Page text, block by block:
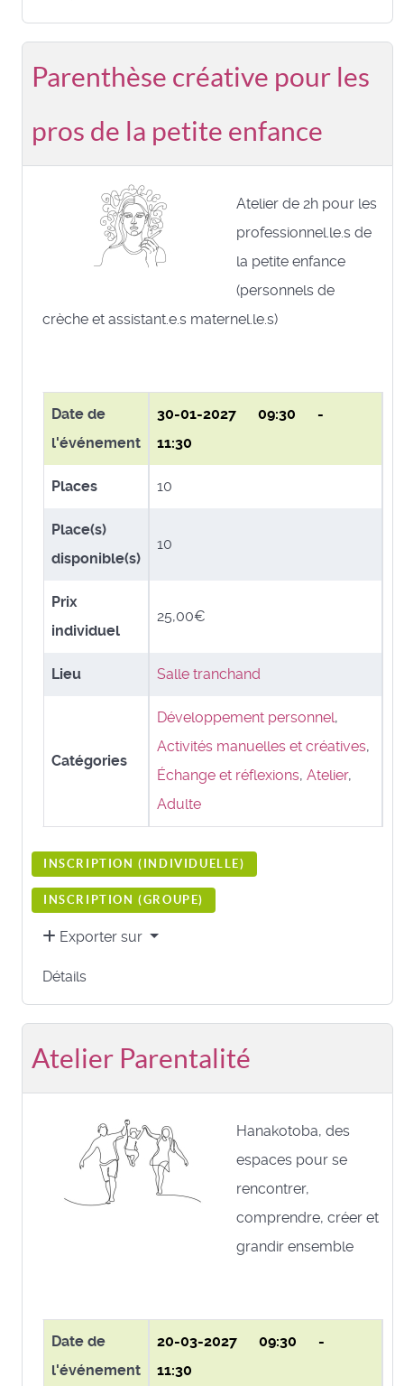
Parenthèse créative pour les
pros de la petite enfance
Atelier de 2h pour les
professionnel.le.s de
la petite enfance
(personnels de
crèche et assistant.e.s maternel.le.s)
Date de
l'événement
30-01-2027 09:30 -
11:30
Places 10
Place(s)
disponible(s)
10
Prix
individuel
25,00€
Lieu Salle tranchand
Catégories
Développement personnel,
Activités manuelles et créatives,
Échange et réflexions, Atelier,
Adulte
INSCRIPTION ( INDIVIDUELLE)
INSCRIPTION (GROUPE)
Exporter sur
Détails
Atelier Parentalité
Hanakotoba, des
espaces pour se
rencontrer,
comprendre, créer et
grandir ensemble
Date de
l'événement
20-03-2027 09:30 -
11:30